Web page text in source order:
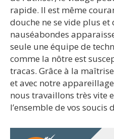
rapide. Il est même
douche ne se vide plus et
nauséabondes
seule une équipe de
comme la nôtre est
tracas. Grâce à la
et avec notre
nous travaillons très vite
l’ensemble de vos soucis